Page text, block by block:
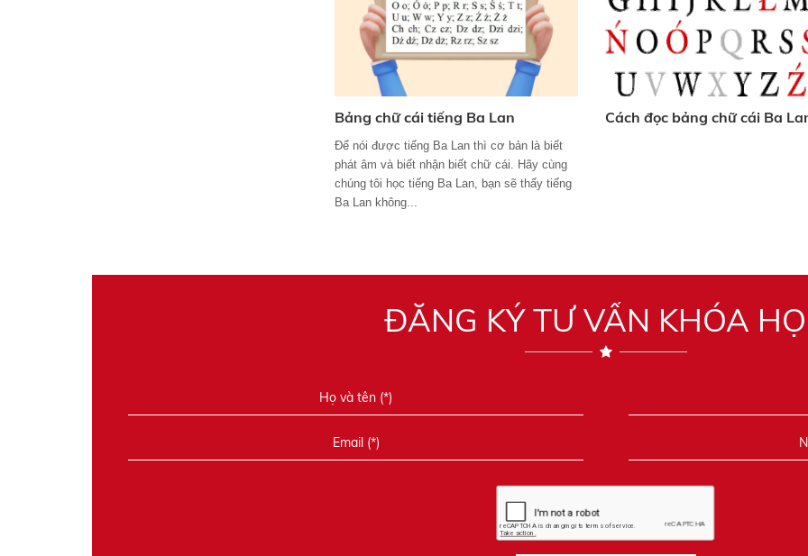
Bảng chữ cái tiếng Ba Lan
Để nói được tiếng Ba Lan thì cơ bản là biết
phát âm và biết nhận biết chữ cái. Hãy cùng
chúng tôi học tiếng Ba Lan, bạn sẽ thấy tiếng
Ba Lan không...
Cách đọc bảng chữ cái Ba
ĐĂNG KÝ TƯ VẤN KHÓA